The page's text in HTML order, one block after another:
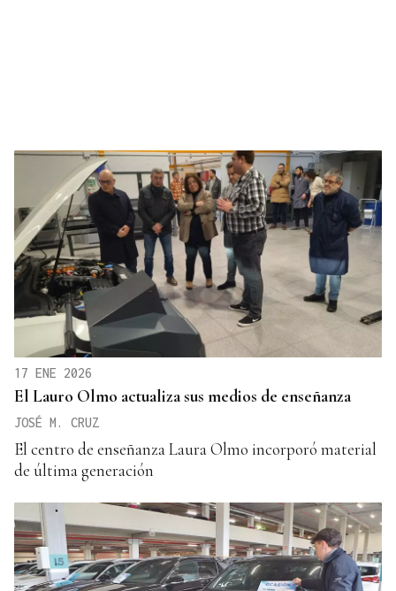
17 ENE 2026
El Lauro Olmo actualiza sus medios de enseñanza
JOSÉ M. CRUZ
El centro de enseñanza Laura Olmo incorporó material
de última generación